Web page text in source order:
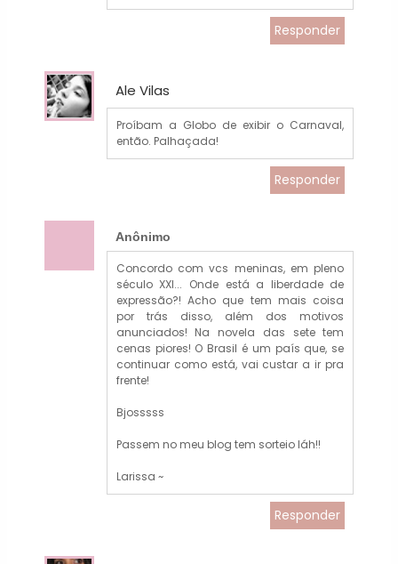
Responder
Ale Vilas
Proíbam a Globo de exibir o Carnaval,
então. Palhaçada!
Responder
Anônimo
Concordo com vcs meninas, em pleno
século XXI... Onde está a liberdade de
expressão?! Acho que tem mais coisa
por trás disso, além dos motivos
anunciados! Na novela das sete tem
cenas piores! O Brasil é um país que, se
continuar como está, vai custar a ir pra
frente!
Bjosssss
Passem no meu blog tem sorteio láh!!
Larissa ~
Responder